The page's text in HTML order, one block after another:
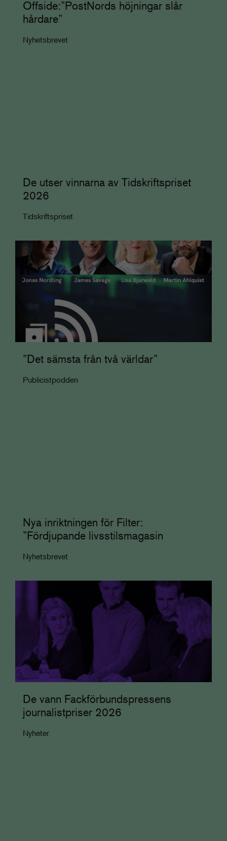
Offside:”PostNords höjningar slår
hårdare”
Nyhetsbrevet
De utser vinnarna av Tidskriftspriset
2026
Tidskriftspriset
”Det sämsta från två världar”
Publicistpodden
Nya inriktningen för Filter:
”Fördjupande livsstilsmagasin
Nyhetsbrevet
De vann Fackförbundspressens
journalistpriser 2026
Nyheter